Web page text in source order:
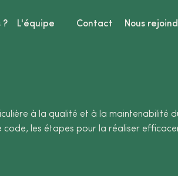
? L'équipe Contact Nous
à la qualité et à la maintenabilité
code, les étapes pour la réaliser